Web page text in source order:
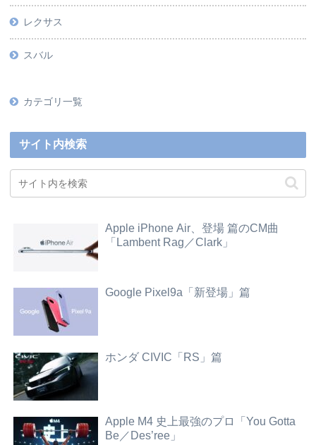
レクサス
スバル
カテゴリ一覧
サイト内検索
Apple iPhone Air、登場 篇のCM曲
「Lambent Rag／Clark」
Google Pixel9a「新登場」篇
ホンダ CIVIC「RS」篇
Apple M4 史上最強のプロ「You Gotta
Be／Des’ree」